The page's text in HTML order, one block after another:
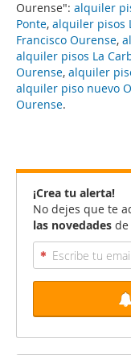
Ourense": alquiler
Ponte, alquiler pisos
Francisco Ourense,
alquiler pisos La
Ourense, alquiler
alquiler piso nuevo
Ourense.
¡Crea tu alerta!
No dejes que te
las novedades de